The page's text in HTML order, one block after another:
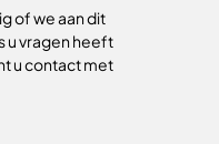
of we aan dit
u vragen heeft
u contact met